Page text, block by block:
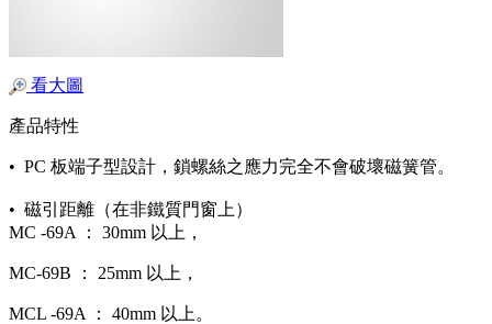
看大圖
產品特性
• PC 板端子型設計，鎖螺絲之應力完全不會破壞磁簧管。
• 磁引距離（在非鐵質門窗上）
MC -69A ： 30mm 以上，
MC-69B ： 25mm 以上，
MCL -69A ： 40mm 以上。